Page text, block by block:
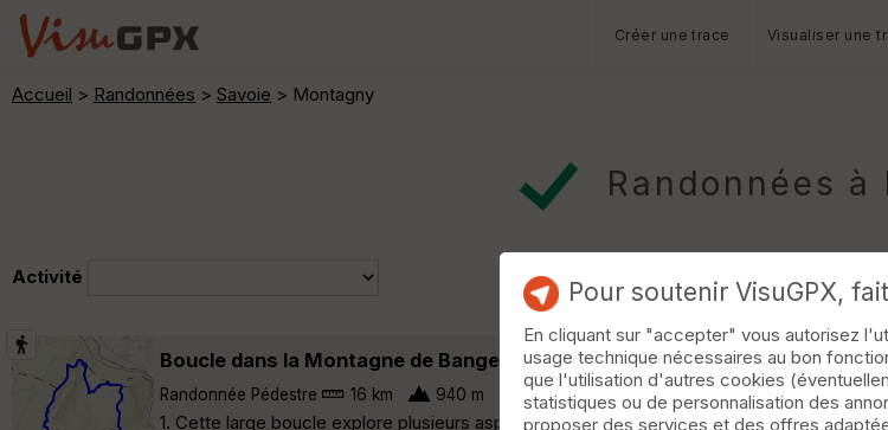
Créer une trace Visualiser une
Accueil > Randonnées > Savoie > Montagny
Randonnées à
Activité
Boucle dans la Montagne de Bange, par le Mariet et le Creux de Lachat
Randonnée Pédestre 16 km 940 m
1. Cette large boucle explore plusieurs aspects de la Montagne de Bange. L'essentiel
Pour soutenir VisuGPX,
En cliquant sur "accepter" vous autorisez
usage technique nécessaires au bon
que l'utilisation d'autres cookies
statistiques ou de personnalisation des
proposer des services et des offres